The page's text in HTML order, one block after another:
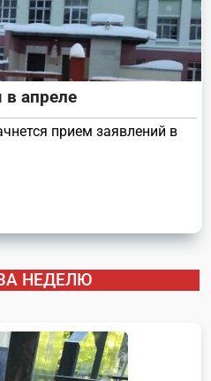
в апреле
прием заявлений в
НЕДЕЛЮ